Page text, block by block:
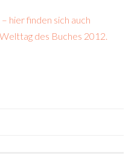
hier finden sich auch
des Buches 2012.